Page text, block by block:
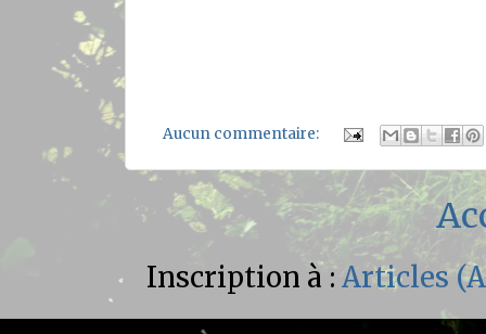
Aucun commentaire:
Inscription à :Articles